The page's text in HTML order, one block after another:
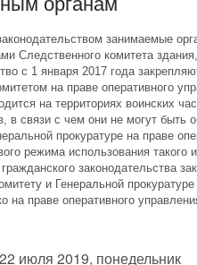
занимаемые
Следственного комитета
с 1 января 2017 года
на праве оперативного
на территориях воинских
в связи с чем они не могут быть
прокуратуре на праве
режима использования такого
законодательства
и Генеральной
на праве оперативного
22 июля 2019, понедельник